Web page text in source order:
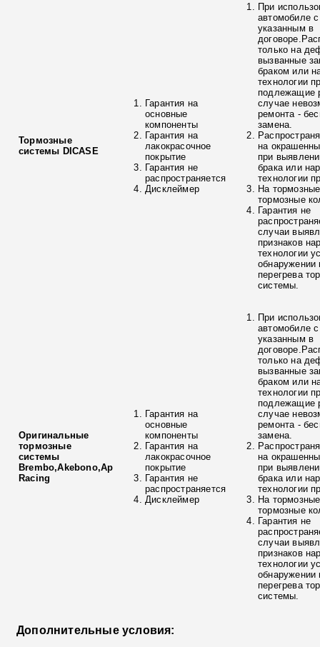
Тормозные
системы DICASE
Гарантия на
основные
компоненты
Гарантия на
лакокрасочное
покрытие
Гарантия не
распространяется
Дисклеймер
При
автомобиле
указанным в
только на
вызванные
браком или
технологии
подлежащие
случае
ремонта -
замена.
на
при
брака или
технологии
На
тормозные
Гарантия не
случаи
признаков
технологии
обнаружении
перегрева
системы.
Оригинальные
тормозные
системы
Brembo,Akebono,Ap
Racing
Гарантия на
основные
компоненты
Гарантия на
лакокрасочное
покрытие
Гарантия не
распространяется
Дисклеймер
При
автомобиле
указанным в
только на
вызванные
браком или
технологии
подлежащие
случае
ремонта -
замена.
на
при
брака или
технологии
На
тормозные
Гарантия не
случаи
признаков
технологии
обнаружении
перегрева
системы.
Дополнительные условия: